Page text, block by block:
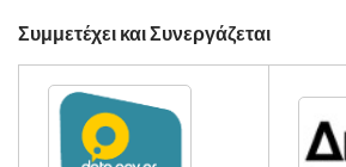
Συμμετέχει και Συνεργάζεται